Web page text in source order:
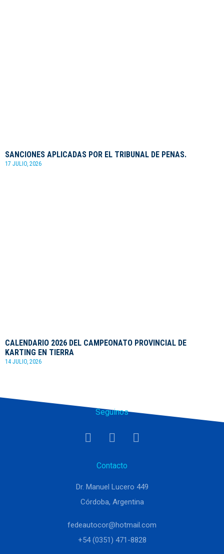
SANCIONES APLICADAS POR EL TRIBUNAL DE PENAS.
17 JULIO, 2026
CALENDARIO 2026 DEL CAMPEONATO PROVINCIAL DE
KARTING EN TIERRA
14 JULIO, 2026
Seguinos
Contacto
Dr. Manuel Lucero 449
Córdoba, Argentina
fedeautocor@hotmail.com
+54 (0351) 471-8828